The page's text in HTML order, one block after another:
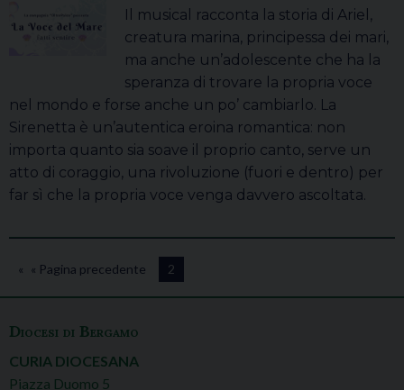
Il musical racconta la storia di Ariel,
creatura marina, principessa dei mari,
ma anche un’adolescente che ha la
speranza di trovare la propria voce
nel mondo e forse anche un po’ cambiarlo. La
Sirenetta è un’autentica eroina romantica: non
importa quanto sia soave il proprio canto, serve un
atto di coraggio, una rivoluzione (fuori e dentro) per
far sì che la propria voce venga davvero ascoltata.
« Pagina precedente 2
Diocesi di Bergamo
CURIA DIOCESANA
Piazza Duomo 5